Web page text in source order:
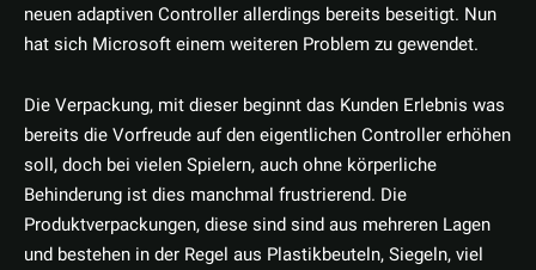
neuen adaptiven Controller allerdings bereits beseitigt. Nun
hat sich Microsoft einem weiteren Problem zu gewendet.
Die Verpackung, mit dieser beginnt das Kunden Erlebnis was
bereits die Vorfreude auf den eigentlichen Controller erhöhen
soll, doch bei vielen Spielern, auch ohne körperliche
Behinderung ist dies manchmal frustrierend. Die
Produktverpackungen, diese sind sind aus mehreren Lagen
und bestehen in der Regel aus Plastikbeuteln, Siegeln, viel